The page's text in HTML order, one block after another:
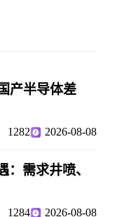
产半导体差
1282 2026-08-08
需求井喷、
1284 2026-08-08